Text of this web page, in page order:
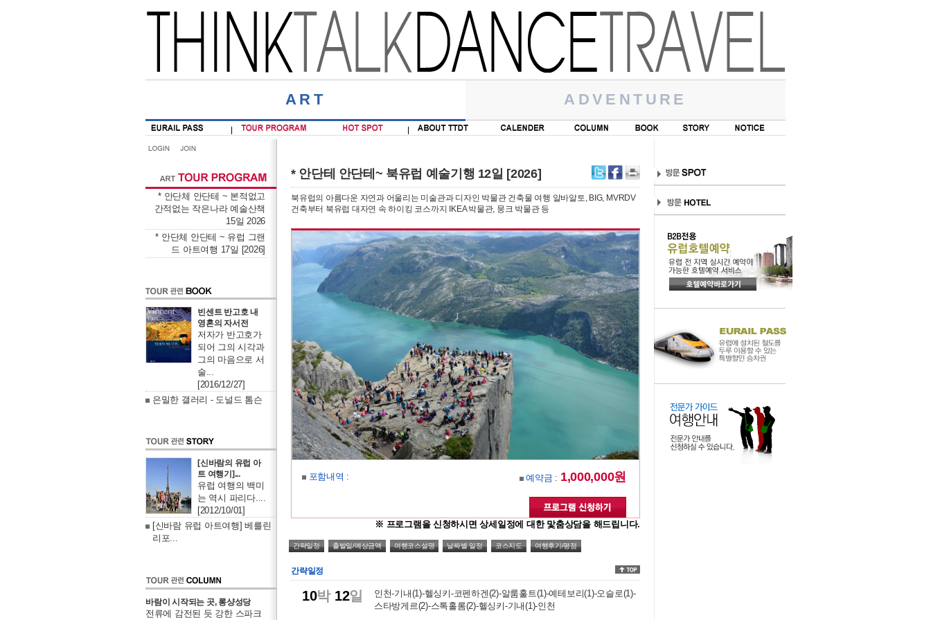
ART ADVENTURE
* 안단체 안단테 ~ 본적없고
간적없는 작은나라 예술산책
15일 2026
* 안단체 안단테 ~ 유럽 그랜
드 아트여행 17일 [2026]
빈센트 반고호 내
영혼의 자서전
저자가 반고호가
되어 그의 시각과
그의 마음으로 서
술...
[2016/12/27]
은밀한 갤러리 - 도널드 톰슨
[신바람의 유럽 아
트 여행기]...
유럽 여행의 백미
는 역시 파리다....
[2012/10/01]
[신바람 유럽 아트여행] 베를린
리포...
바람이 시작되는 곳, 롱샹성당
전류에 감전된 듯 강한 스파크
* 안단테 안단테~ 북유럽 예술기행 12일 [2026]
북유럽의 아름다운 자연과 어울리는 미술관과 디자인 박물관 건축물 여행 알바알토, BIG, MVRDV
건축부터 북유럽 대자연 속 하이킹 코스까지 IKEA 박물관, 뭉크 박물관 등
포함내역 : 예약금 : 1,000,000원
※ 프로그램을 신청하시면 상세일정에 대한 맟춤상담을 해드립니다.
간략일정 출발일/예상금액 여행코스설명 날짜별 일정 코스지도 여행후기/평점
간략일정
10박 12일
인천-기내(1)-헬싱키-코펜하겐(2)-알룸훌트(1)-예테보리(1)-오슬로(1)-
스타방게르(2)-스톡홀롬(2)-헬싱키-기내(1)-인천